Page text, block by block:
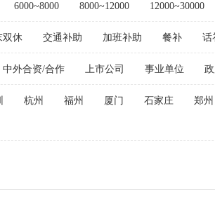
6000~8000 8000~12000 12000~30000
双休 交通补助 加班补助 餐补 话
中外合资/合作 上市公司 事业单位
杭州 福州 厦门 石家庄 郑州